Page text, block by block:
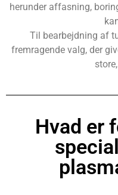
herunder affasning,
Til bearbejdning af
fremragende valg, der
Hvad er